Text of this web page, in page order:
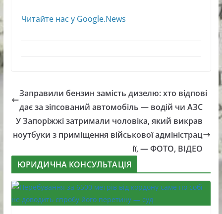
Читайте нас у Google.News
Заправили бензин замість дизелю: хто відпові
дає за зіпсований автомобіль — водій чи АЗС
У Запоріжжі затримали чоловіка, який викрав
ноутбуки з приміщення військової адміністрац
ії, — ФОТО, ВІДЕО
ЮРИДИЧНА КОНСУЛЬТАЦІЯ